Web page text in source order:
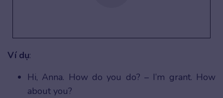
Ví dụ:
Hi, Anna. How do you do? – I’m grant. How
about you?